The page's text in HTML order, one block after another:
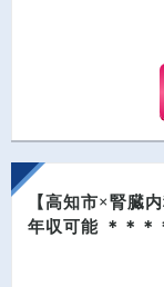
【高知市×腎臓
年収可能 ＊＊＊